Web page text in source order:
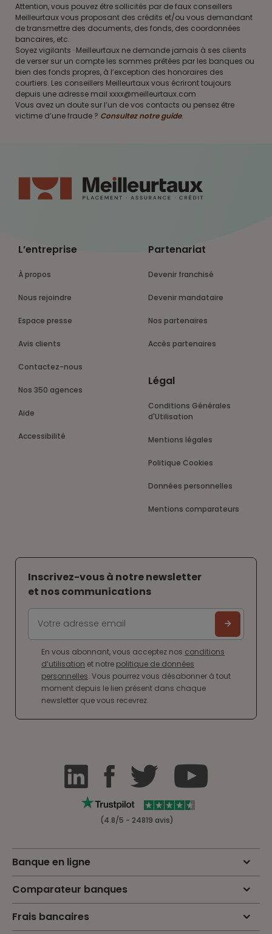
Attention, vous pouvez être sollicités par de faux conseillers
Meilleurtaux vous proposant des crédits et/ou vous demandant
de transmettre des documents, des fonds, des coordonnées
bancaires, etc.
Soyez vigilants · Meilleurtaux ne demande jamais à ses clients
de verser sur un compte les sommes prêtées par les banques ou
bien des fonds propres, à l’exception des honoraires des
courtiers. Les conseillers Meilleurtaux vous écriront toujours
depuis une adresse mail xxxx@meilleurtaux.com
Vous avez un doute sur l’un de vos contacts ou pensez être
victime d’une fraude ? Consultez notre guide.
L’entreprise
À propos
Nous rejoindre
Espace presse
Avis clients
Contactez-nous
Nos 350 agences
Aide
Accessibilité
Partenariat
Devenir franchisé
Devenir mandataire
Nos partenaires
Accès partenaires
Légal
Conditions Générales
d'Utilisation
Mentions légales
Politique Cookies
Données personnelles
Mentions comparateurs
Inscrivez-vous à notre newsletter
et nos communications
En vous abonnant, vous acceptez nos conditions
d’utilisation et notre politique de données
personnelles. Vous pourrez vous désabonner à tout
moment depuis le lien présent dans chaque
newsletter que vous recevrez.
(4.8/5 - 24819 avis)
Banque en ligne
Comparateur banques
Frais bancaires